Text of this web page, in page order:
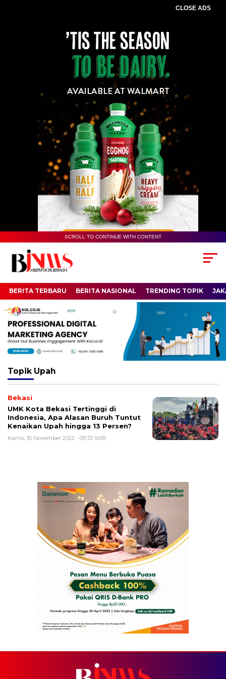
CLOSE ADS
SCROLL TO CONTINUE WITH CONTENT
BERITA TERBARU BERITA NASIONAL TRENDING TOPIK
Topik Upah
Bekasi
UMK Kota Bekasi Tertinggi di
Indonesia, Apa Alasan Buruh Tuntut
Kenaikan Upah hingga 13 Persen?
Kamis, 10 November 2022 - 09:33 WIB